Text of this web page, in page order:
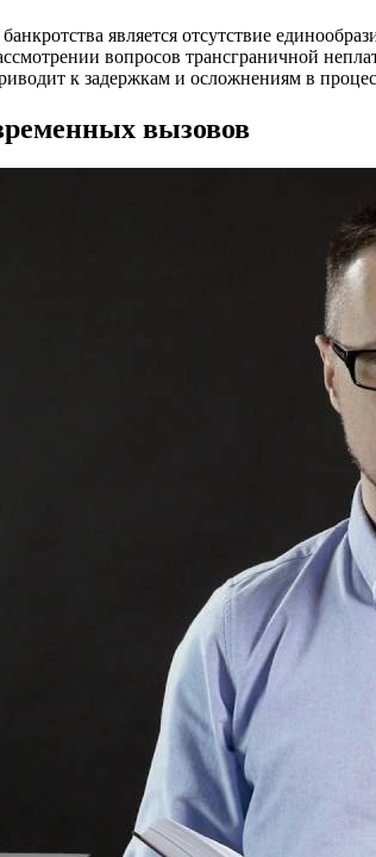
является отсутствие
вопросов трансграничной
к задержкам и осложнениям в
вызовов